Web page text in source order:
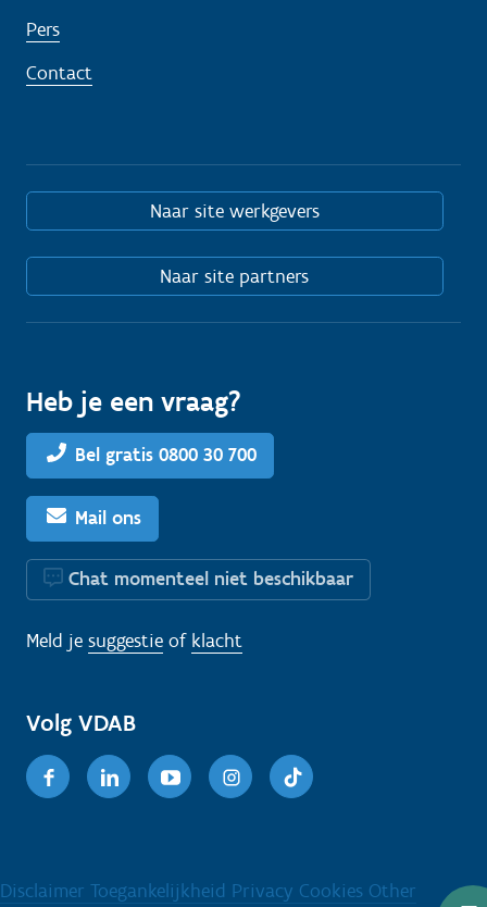
Pers
Contact
Naar site werkgevers
Naar site partners
Heb je een vraag?
Bel gratis 0800 30 700
Mail ons
Chat momenteel niet beschikbaar
Meld je suggestie of klacht
Volg VDAB
FacebookLinkedinYoutubeInstagram
Disclaimer Toegankelijkheid Privacy Cookies Other